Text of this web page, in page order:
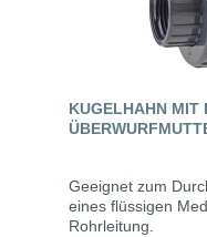
KUGELHAHN MIT
Geeignet zum
eines flüssigen
Rohrleitung.